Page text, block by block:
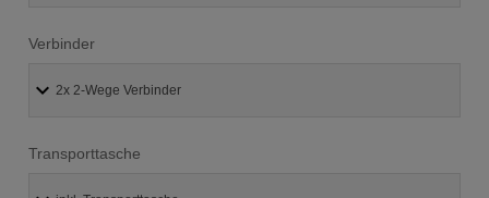
Verbinder
Transporttasche